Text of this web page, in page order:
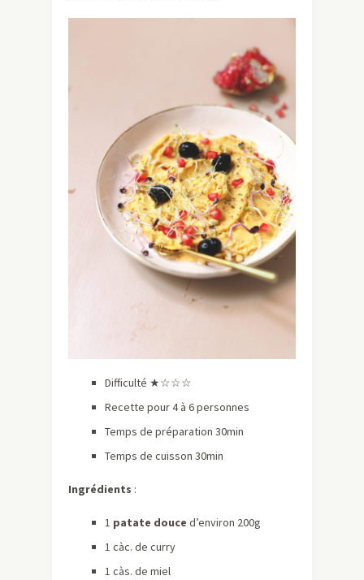
Difficulté ★☆☆☆
Recette pour 4 à 6 personnes
Temps de préparation 30min
Temps de cuisson 30min
Ingrédients :
1 patate douce d’environ 200g
1 càc. de curry
1 càs. de miel